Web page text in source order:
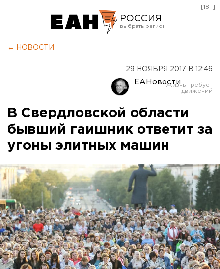
РОССИЯ
Оренбург
[18+]
← НОВОСТИ
29 НОЯБРЯ 2017 В 12:46
ЕАНовости
В Свердловской области
бывший гаишник ответит за
угоны элитных машин